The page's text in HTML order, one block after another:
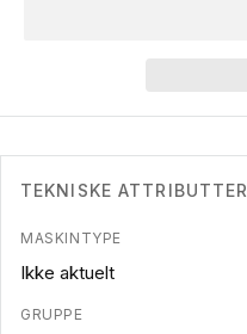
TEKNISKE ATTRIBUTTER
MASKINTYPE
Ikke aktuelt
GRUPPE